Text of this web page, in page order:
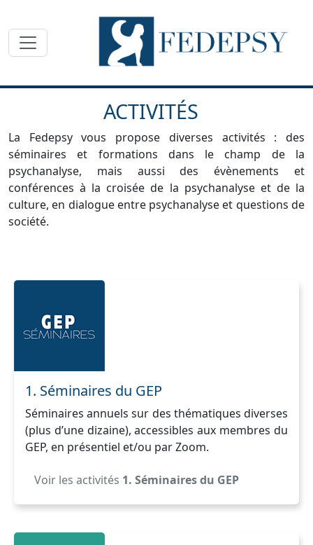
Toggle navigation
ACTIVITÉS
La Fedepsy vous propose diverses activités : des
séminaires et formations dans le champ de la
psychanalyse, mais aussi des évènements et
conférences à la croisée de la psychanalyse et de la
culture, en dialogue entre psychanalyse et questions de
société.
1. Séminaires du GEP
Séminaires annuels sur des thématiques diverses
(plus d’une dizaine), accessibles aux membres du
GEP, en présentiel et/ou par Zoom.
Voir les activités 1. Séminaires du GEP